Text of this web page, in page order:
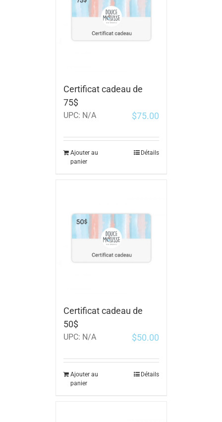
Certificat cadeau de
75$
UPC: N/A $75.00
Ajouter au
panier
Détails
Certificat cadeau de
50$
UPC: N/A $50.00
Ajouter au
panier
Détails